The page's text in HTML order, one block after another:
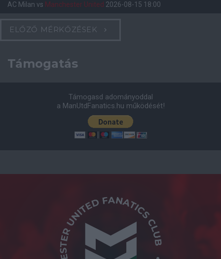
AC Milan vs Manchester United 2026-08-15 18:00
ELŐZŐ MÉRKŐZÉSEK
Támogatás
Támogasd adományoddal
a ManUtdFanatics.hu működését!